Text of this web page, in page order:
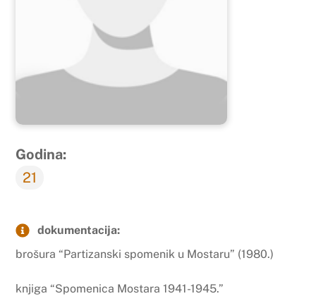
Godina:
21
dokumentacija:
brošura “Partizanski spomenik u Mostaru” (1980.)
knjiga “Spomenica Mostara 1941-1945.”